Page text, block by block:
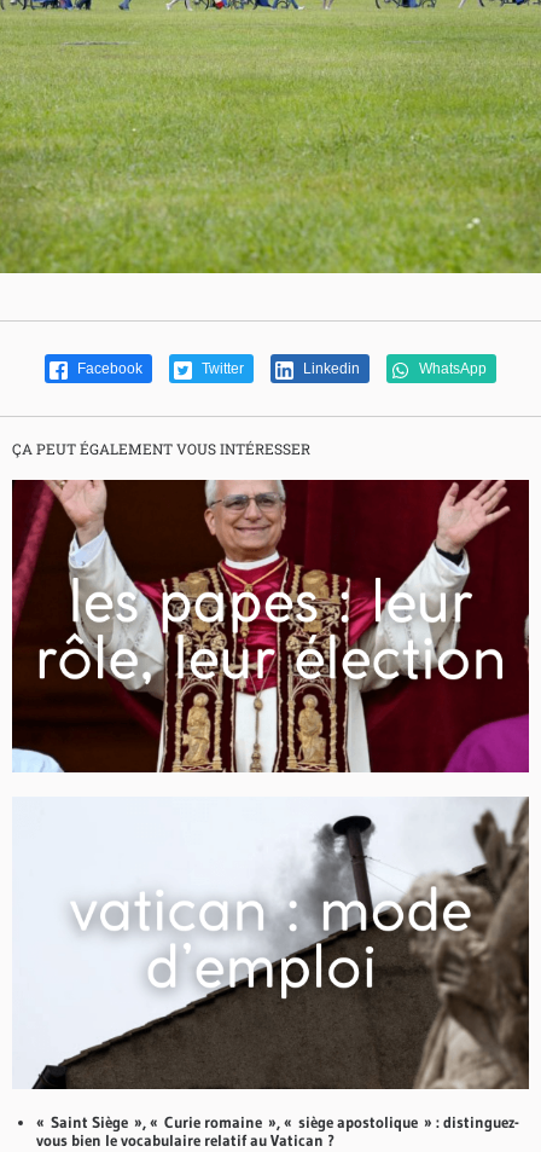
Facebook Twitter Linkedin WhatsApp
ÇA PEUT ÉGALEMENT VOUS INTÉRESSER
« Saint Siège », « Curie romaine », « siège apostolique » : distinguez-
vous bien le vocabulaire relatif au Vatican ?